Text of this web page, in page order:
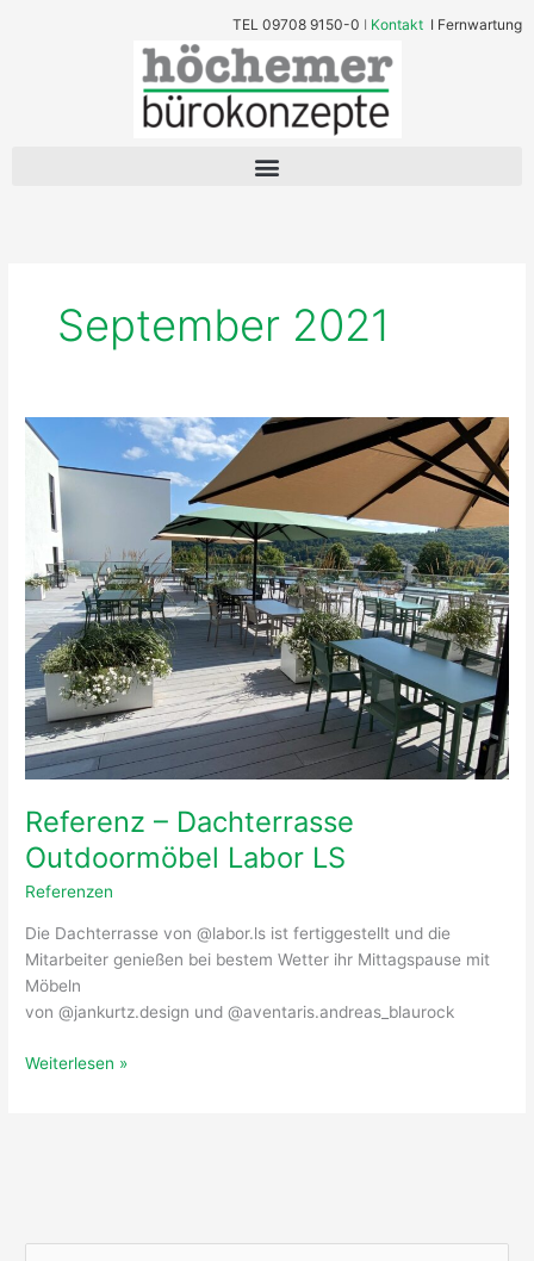
TEL 09708 9150-0 I Kontakt I Fernwartung
September 2021
Referenz – Dachterrasse
Outdoormöbel Labor LS
Referenzen
Die Dachterrasse von @labor.ls ist fertiggestellt und die
Mitarbeiter genießen bei bestem Wetter ihr Mittagspause mit
Möbeln
von @jankurtz.design und @aventaris.andreas_blaurock
Referenz
Dachterrasse
Outdoormöbel
Labor
Weiterlesen »